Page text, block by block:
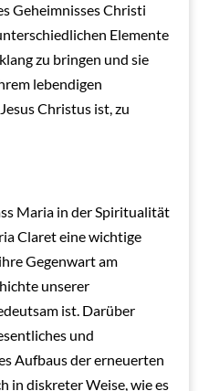
Geheimnisses Christi
Elemente
zu bringen und sie
lebendigen
Christus ist, zu
Maria in der Spiritualität
Claret eine wichtige
Gegenwart am
unserer
ist. Darüber
und
Aufbaus der erneuerten
in diskreter Weise, wie es